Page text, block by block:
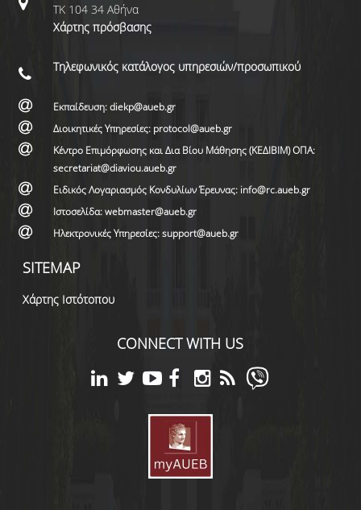
ΤΚ 104 34 Αθήνα
Χάρτης πρόσβασης
Τηλεφωνικός κατάλογος υπηρεσιών/προσωπικού
Εκπαίδευση: diekp@aueb.gr
Διοικητικές Υπηρεσίες: protocol@aueb.gr
Κέντρο Επιμόρφωσης και Δια Βίου Μάθησης (ΚΕΔΙΒΙΜ) ΟΠΑ:
secretariat@diaviou.aueb.gr
Ειδικός Λογαριασμός Κονδυλίων Έρευνας: info@rc.aueb.gr
Ιστοσελίδα: webmaster@aueb.gr
Ηλεκτρονικές Υπηρεσίες: support@aueb.gr
SITEMAP
Χάρτης Ιστότοπου
CONNECT WITH US